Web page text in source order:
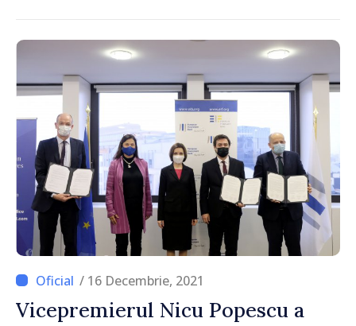
/ 16 Decembrie, 2021
Vicepremierul Nicu Popescu a